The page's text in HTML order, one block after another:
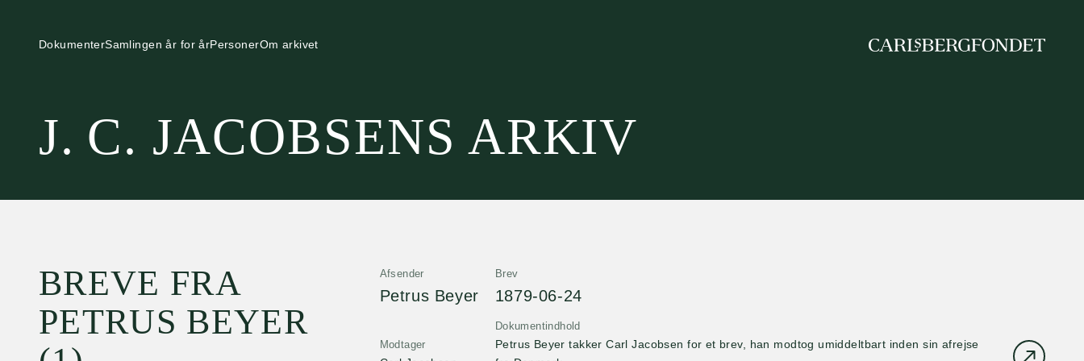
DokumenterSamlingen år for årPersonerOm arkivet
J. C. JACOBSENS ARKIV
BREVE FRA
PETRUS BEYER
Afsender
Petrus Beyer
Brev
1879-06-24
Modtager
Dokumentindhold
Petrus Beyer takker Carl Jacobsen for et brev, han modtog umiddeltbart inden sin afrejse